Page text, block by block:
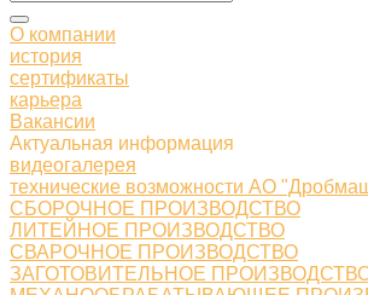
О компании
история
сертификаты
карьера
Вакансии
Актуальная информация
видеогалерея
технические возможности АО
СБОРОЧНОЕ ПРОИЗВОДСТВО
ЛИТЕЙНОЕ ПРОИЗВОДСТВО
СВАРОЧНОЕ ПРОИЗВОДСТВО
ЗАГОТОВИТЕЛЬНОЕ